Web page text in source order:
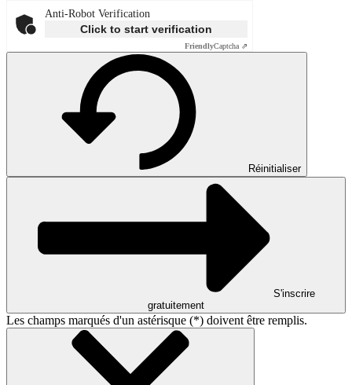
Anti-Robot Verification
Click to start verification
FriendlyCaptcha ⇗
Réinitialiser
S'inscrire
gratuitement
Les champs marqués d'un astérisque (*) doivent être remplis.